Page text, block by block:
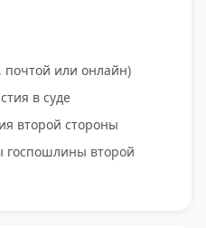
или онлайн)
в суде
второй стороны
госпошлины второй